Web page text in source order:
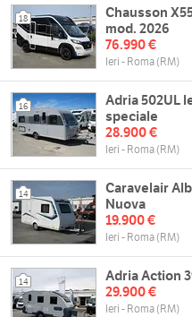
18
Chausson
mod. 2026
76.990 €
Ieri - Roma (RM)
16
Adria 502UL
speciale
28.900 €
Ieri - Roma (RM)
14
Caravelair
Nuova
19.900 €
Ieri - Roma (RM)
14
Adria Action
29.900 €
Ieri - Roma (RM)